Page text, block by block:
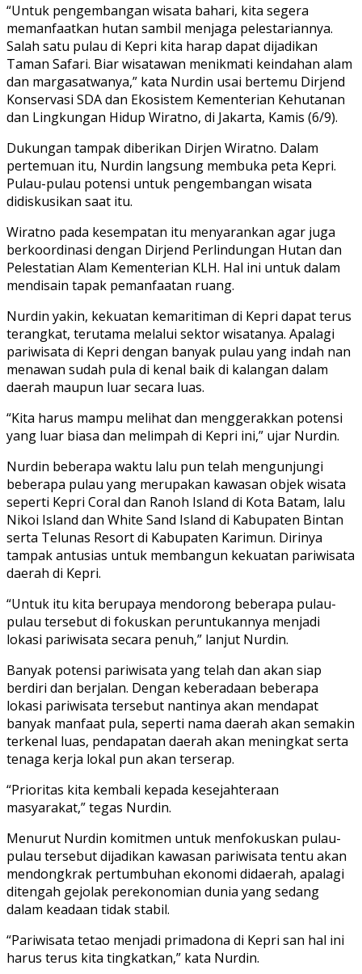
“Untuk pengembangan wisata bahari, kita segera
memanfaatkan hutan sambil menjaga pelestariannya.
Salah satu pulau di Kepri kita harap dapat dijadikan
Taman Safari. Biar wisatawan menikmati keindahan alam
dan margasatwanya,” kata Nurdin usai bertemu Dirjend
Konservasi SDA dan Ekosistem Kementerian Kehutanan
dan Lingkungan Hidup Wiratno, di Jakarta, Kamis (6/9).
Dukungan tampak diberikan Dirjen Wiratno. Dalam
pertemuan itu, Nurdin langsung membuka peta Kepri.
Pulau-pulau potensi untuk pengembangan wisata
didiskusikan saat itu.
Wiratno pada kesempatan itu menyarankan agar juga
berkoordinasi dengan Dirjend Perlindungan Hutan dan
Pelestatian Alam Kementerian KLH. Hal ini untuk dalam
mendisain tapak pemanfaatan ruang.
Nurdin yakin, kekuatan kemaritiman di Kepri dapat terus
terangkat, terutama melalui sektor wisatanya. Apalagi
pariwisata di Kepri dengan banyak pulau yang indah nan
menawan sudah pula di kenal baik di kalangan dalam
daerah maupun luar secara luas.
“Kita harus mampu melihat dan menggerakkan potensi
yang luar biasa dan melimpah di Kepri ini,” ujar Nurdin.
Nurdin beberapa waktu lalu pun telah mengunjungi
beberapa pulau yang merupakan kawasan objek wisata
seperti Kepri Coral dan Ranoh Island di Kota Batam, lalu
Nikoi Island dan White Sand Island di Kabupaten Bintan
serta Telunas Resort di Kabupaten Karimun. Dirinya
tampak antusias untuk membangun kekuatan pariwisata
daerah di Kepri.
“Untuk itu kita berupaya mendorong beberapa pulau-
pulau tersebut di fokuskan peruntukannya menjadi
lokasi pariwisata secara penuh,” lanjut Nurdin.
Banyak potensi pariwisata yang telah dan akan siap
berdiri dan berjalan. Dengan keberadaan beberapa
lokasi pariwisata tersebut nantinya akan mendapat
banyak manfaat pula, seperti nama daerah akan semakin
terkenal luas, pendapatan daerah akan meningkat serta
tenaga kerja lokal pun akan terserap.
“Prioritas kita kembali kepada kesejahteraan
masyarakat,” tegas Nurdin.
Menurut Nurdin komitmen untuk menfokuskan pulau-
pulau tersebut dijadikan kawasan pariwisata tentu akan
mendongkrak pertumbuhan ekonomi didaerah, apalagi
ditengah gejolak perekonomian dunia yang sedang
dalam keadaan tidak stabil.
“Pariwisata tetao menjadi primadona di Kepri san hal ini
harus terus kita tingkatkan,” kata Nurdin.